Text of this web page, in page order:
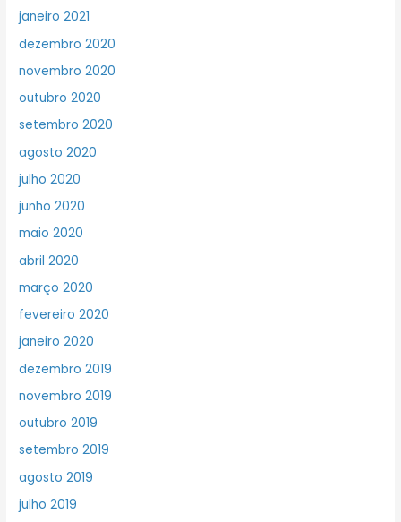
janeiro 2021
dezembro 2020
novembro 2020
outubro 2020
setembro 2020
agosto 2020
julho 2020
junho 2020
maio 2020
abril 2020
março 2020
fevereiro 2020
janeiro 2020
dezembro 2019
novembro 2019
outubro 2019
setembro 2019
agosto 2019
julho 2019